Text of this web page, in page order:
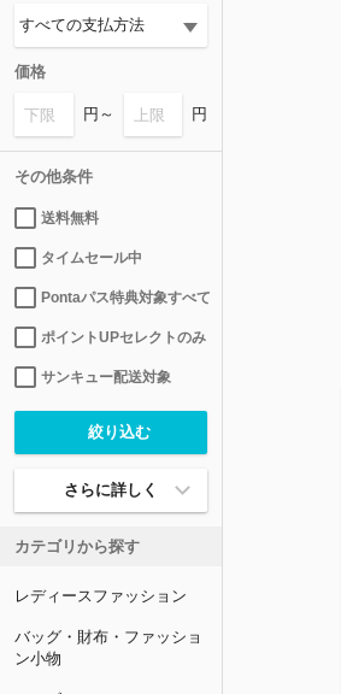
価格
円～ 円
その他条件
送料無料
タイムセール中
Pontaパス特典対象すべて
ポイントUPセレクトのみ
サンキュー配送対象
さらに詳しく
カテゴリから探す
レディースファッション
バッグ・財布・ファッショ
ン小物